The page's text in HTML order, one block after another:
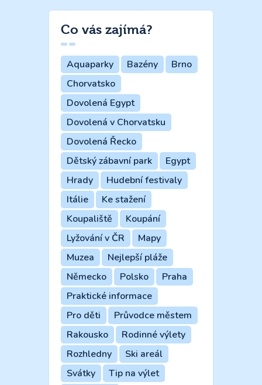
Co vás zajímá?
Aquaparky Bazény
Brno
Chorvatsko
Dovolená Egypt
Dovolená v Chorvatsku
Dovolená Řecko
Dětský zábavní park
Egypt
Hrady
Hudební festivaly
Itálie
Ke stažení
Koupaliště
Koupání
Lyžování v ČR
Mapy
Muzea
Nejlepší pláže
Německo
Polsko
Praha
Praktické informace
Pro děti
Průvodce městem
Rakousko
Rodinné výlety
Rozhledny
Ski areál
Svátky
Tip na výlet